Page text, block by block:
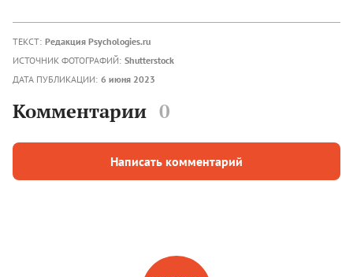
ТЕКСТ: Редакция Psychologies.ru
ИСТОЧНИК ФОТОГРАФИЙ: Shutterstock
ДАТА ПУБЛИКАЦИИ: 6 июня 2023
Комментарии 0
Написать комментарий